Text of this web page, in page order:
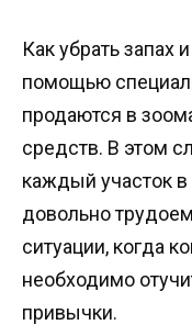
Как убрать запах
помощью
продаются в
средств. В этом
каждый участок
довольно
ситуации, когда
необходимо
привычки.